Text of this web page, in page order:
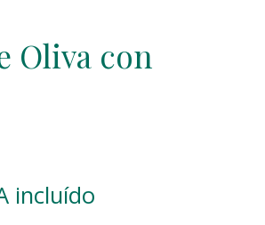
Oliva con
incluído